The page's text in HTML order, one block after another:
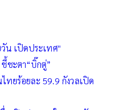
น เปิดประเทศ"
ชะตา“บิ๊กตู่”
ทยร้อยละ 59.9 กังวลเปิด